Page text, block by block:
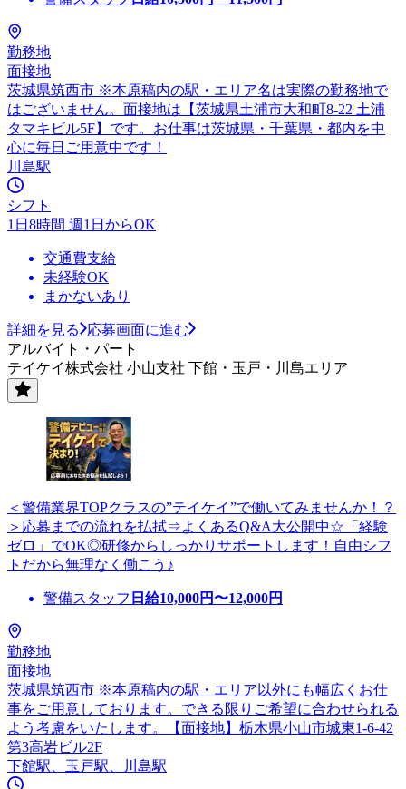
勤務地
面接地
茨城県筑西市 ※本原稿内の駅・エリア名は実際の勤務地で
はございません。面接地は【茨城県土浦市大和町8-22 土浦
タマキビル5F】です。お仕事は茨城県・千葉県・都内を中
心に毎日ご用意中です！
川島駅
シフト
1日8時間 週1日からOK
交通費支給
未経験OK
まかないあり
詳細を見る
応募画面に進む
アルバイト・パート
テイケイ株式会社 小山支社 下館・玉戸・川島エリア
＜警備業界TOPクラスの”テイケイ”で働いてみませんか！？
＞応募までの流れを払拭⇒よくあるQ&A大公開中☆「経験
ゼロ」でOK◎研修からしっかりサポートします！自由シフ
トだから無理なく働こう♪
警備スタッフ 日給10,000円〜12,000円
勤務地
面接地
茨城県筑西市 ※本原稿内の駅・エリア以外にも幅広くお仕
事をご用意しております。できる限りご希望に合わせられる
よう考慮をいたします。【面接地】栃木県小山市城東1-6-42
第3高岩ビル2F
下館駅、玉戸駅、川島駅